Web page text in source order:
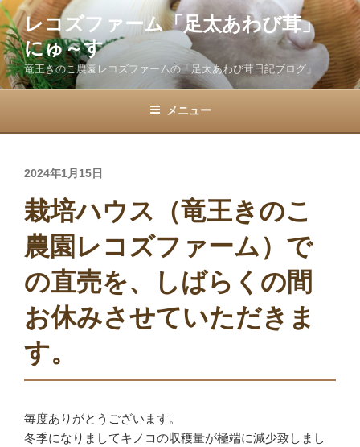
コ
ン
テ
ン
ツ
レコズファーム「足太あわび茸」
にゅ～す
竜王きのこ農園レコズファームの「足太あわび茸日記ブログ」
メニュー
投
日:
2024年1月15日
栽培ハウス（竜王きのこ
農園レコズファーム）で
の直売を、しばらくの間
お休みさせていただきま
す。
毎度ありがとうございます。
冬季になりましてキノコの収穫量が極端に減少致しまし